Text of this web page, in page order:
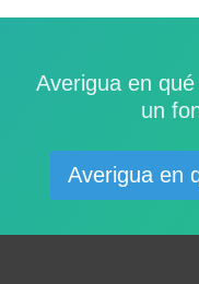
Averigua en
un
Averigua en